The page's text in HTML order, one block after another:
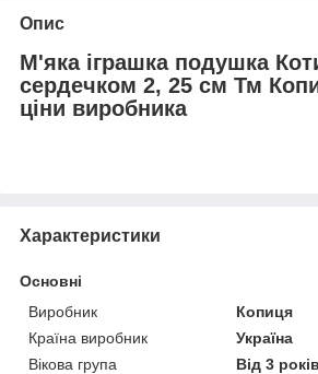
Опис
М'яка іграшка подушка
сердечком 2, 25 см Тм
ціни виробника
Характеристики
Основні
Виробник
Копиця
Країна виробник
Україна
Вікова група
Від 3 років